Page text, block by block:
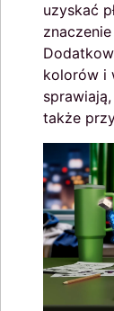
uzyskać
kolorów i
także